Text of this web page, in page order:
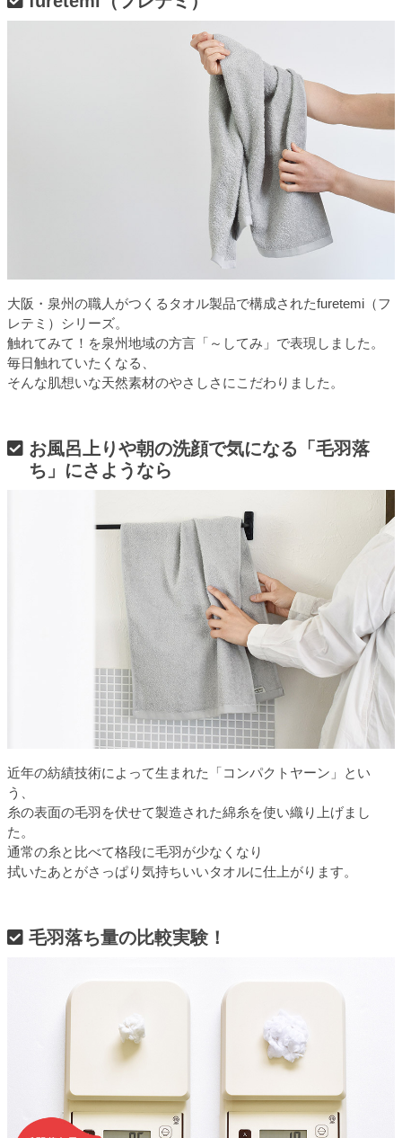
大阪・泉州の職人がつくるタオル製品で構成されたfuretemi（フ
レテミ）シリーズ。
触れてみて！を泉州地域の方言「～してみ」で表現しました。
毎日触れていたくなる、
そんな肌想いな天然素材のやさしさにこだわりました。
お風呂上りや朝の洗顔で気になる「毛羽落
ち」にさようなら
近年の紡績技術によって生まれた「コンパクトヤーン」とい
う、
糸の表面の毛羽を伏せて製造された綿糸を使い織り上げまし
た。
通常の糸と比べて格段に毛羽が少なくなり
拭いたあとがさっぱり気持ちいいタオルに仕上がります。
毛羽落ち量の比較実験！